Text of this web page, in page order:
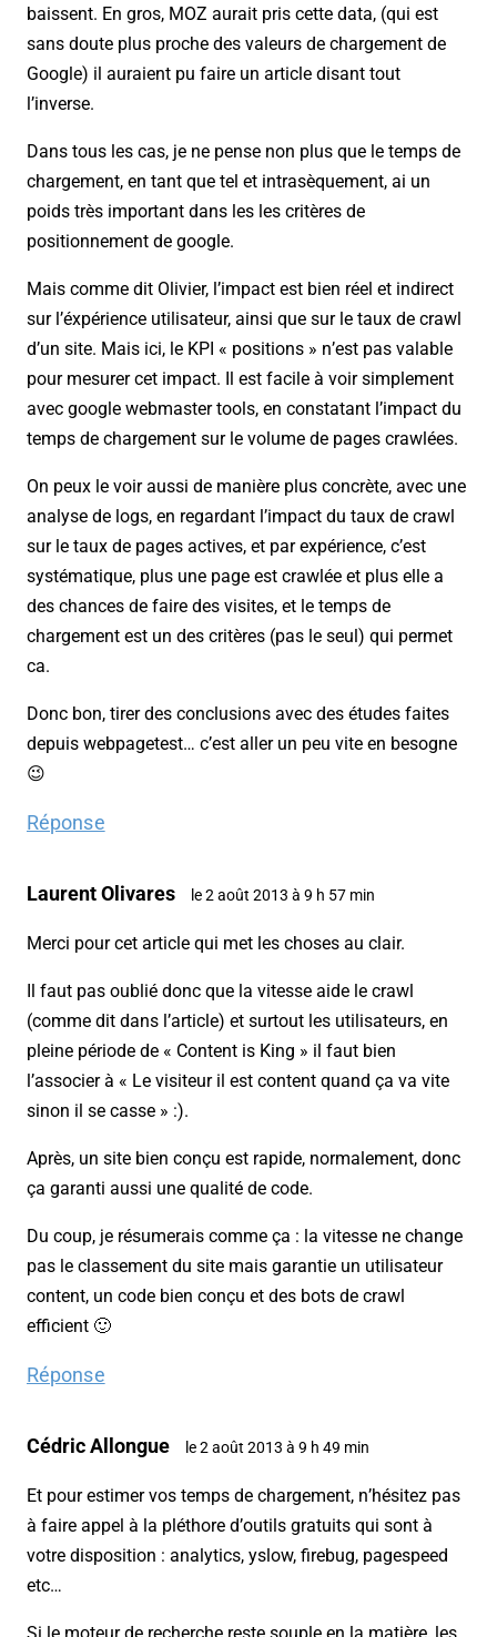
baissent. En gros, MOZ aurait pris cette data, (qui est
sans doute plus proche des valeurs de chargement de
Google) il auraient pu faire un article disant tout
l’inverse.
Dans tous les cas, je ne pense non plus que le temps de
chargement, en tant que tel et intrasèquement, ai un
poids très important dans les les critères de
positionnement de google.
Mais comme dit Olivier, l’impact est bien réel et indirect
sur l’éxpérience utilisateur, ainsi que sur le taux de crawl
d’un site. Mais ici, le KPI « positions » n’est pas valable
pour mesurer cet impact. Il est facile à voir simplement
avec google webmaster tools, en constatant l’impact du
temps de chargement sur le volume de pages crawlées.
On peux le voir aussi de manière plus concrète, avec une
analyse de logs, en regardant l’impact du taux de crawl
sur le taux de pages actives, et par expérience, c’est
systématique, plus une page est crawlée et plus elle a
des chances de faire des visites, et le temps de
chargement est un des critères (pas le seul) qui permet
ca.
Donc bon, tirer des conclusions avec des études faites
depuis webpagetest… c’est aller un peu vite en besogne
😉
Réponse
Laurent Olivares le 2 août 2013 à 9 h 57 min
Merci pour cet article qui met les choses au clair.
Il faut pas oublié donc que la vitesse aide le crawl
(comme dit dans l’article) et surtout les utilisateurs, en
pleine période de « Content is King » il faut bien
l’associer à « Le visiteur il est content quand ça va vite
sinon il se casse » :).
Après, un site bien conçu est rapide, normalement, donc
ça garanti aussi une qualité de code.
Du coup, je résumerais comme ça : la vitesse ne change
pas le classement du site mais garantie un utilisateur
content, un code bien conçu et des bots de crawl
efficient 🙂
Réponse
Cédric Allongue le 2 août 2013 à 9 h 49 min
Et pour estimer vos temps de chargement, n’hésitez pas
à faire appel à la pléthore d’outils gratuits qui sont à
votre disposition : analytics, yslow, firebug, pagespeed
etc…